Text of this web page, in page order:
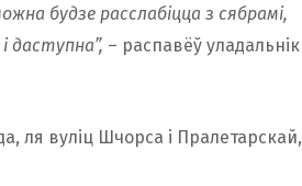
будзе расслабіцца з сябрамі,
даступна”, – распавёў уладальнік
ля вуліц Шчорса і Пралетарскай,